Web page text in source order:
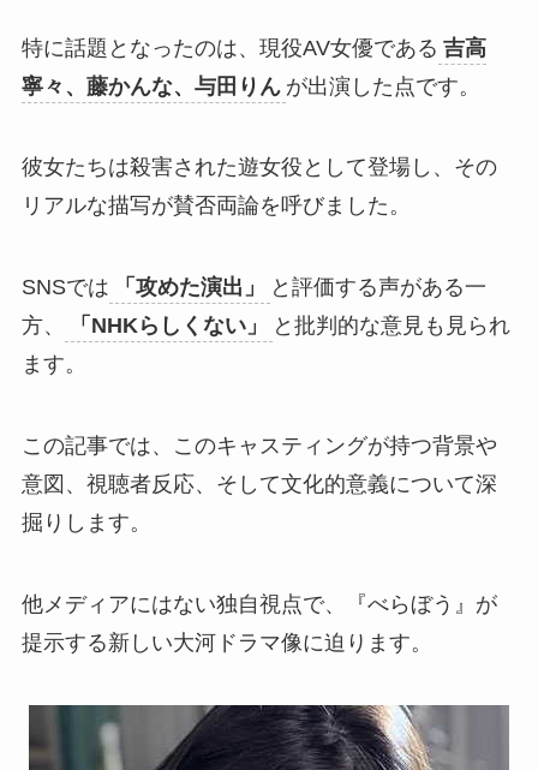
特に話題となったのは、現役AV女優である 吉高
寧々、藤かんな、与田りん が出演した点です。
彼女たちは殺害された遊女役として登場し、その
リアルな描写が賛否両論を呼びました。
SNSでは 「攻めた演出」
と評価する声がある一
方、
「NHKらしくない」
と批判的な意見も見られ
ます。
この記事では、このキャスティングが持つ背景や
意図、視聴者反応、そして文化的意義について深
掘りします。
他メディアにはない独自視点で、『べらぼう』が
提示する新しい大河ドラマ像に迫ります。